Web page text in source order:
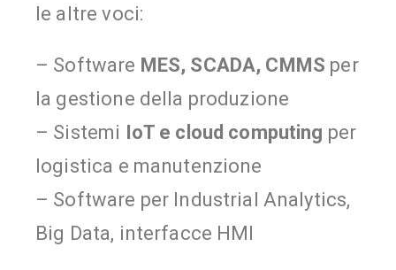
le altre voci:
– Software MES, SCADA, CMMS per
la gestione della produzione
– Sistemi
IoT e cloud computing per
logistica e manutenzione
– Software per Industrial Analytics,
Big Data, interfacce HMI